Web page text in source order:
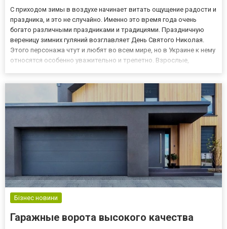
С приходом зимы в воздухе начинает витать ощущение радости и
праздника, и это не случайно. Именно это время года очень
богато различными праздниками и традициями. Праздничную
вереницу зимних гуляний возглавляет День Святого Николая.
Этого персонажа чтут и любят во всем мире, но в Украине к нему
относятся особенно уважительно и трепетно. Взрослые,
Бізнес новини
Гаражные ворота высокого качества